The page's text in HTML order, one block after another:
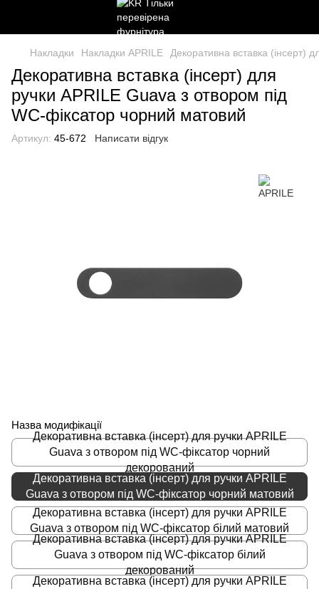
Накладки Накладки APRILE Декоративна вставка (інсерт)
Декоративна вставка (інсерт) для
ручки APRILE Guava з отвором під
WC-фіксатор чорний матовий
Артикул: 45-672 Написати відгук
Назва модифікації
Декоративна вставка (інсерт) для ручки APRILE
Guava з отвором під WC-фіксатор чорний
декорований
Декоративна вставка (інсерт) для ручки APRILE
Guava з отвором під WC-фіксатор чорний матовий
Декоративна вставка (інсерт) для ручки APRILE
Guava з отвором під WC-фіксатор білий матовий
Декоративна вставка (інсерт) для ручки APRILE
Guava з отвором під WC-фіксатор білий
декорований
Декоративна вставка (інсерт) для ручки APRILE